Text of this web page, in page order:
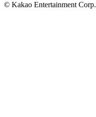
© Kakao Entertainment Corp.